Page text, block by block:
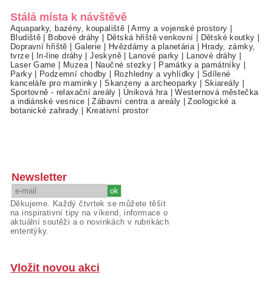
Stálá místa k návštěvě
Aquaparky, bazény, koupaliště |Army a vojenské prostory
Bludiště
Bobové dráhy Dětská hřiště venkovní Dětské koutky
Dopravní hřiště
Galerie Hvězdárny a planetária|
Hrady, zámky,
tvrze| In-line dráhy |Jeskyně| Lanové parky Lanové dráhy
Laser Game
Muzea| Naučné stezky Památky a památníky
Parky| Podzemní chodby Rozhledny a vyhlídky
Sdílené
kanceláře pro maminky |Skanzeny a archeoparky Skiareály
Sportovně - relaxační areály
Úniková hra|Westernová městečka
a indiánské vesnice |Zábavní centra a areály |Zoologické a
botanické zahrady
Kreativní prostor
Newsletter
Děkujeme. Každý čtvrtek se můžete těšit
na inspirativní tipy na víkend, informace o
aktuální soutěži a o novinkách v rubrikách
ententýky.
Vložit novou akci